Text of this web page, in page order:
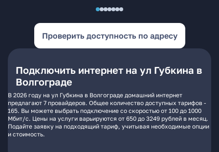
Проверить доступность по адресу
Подключить интернет на ул Губкина в
Волгограде
В 2026 году на ул Губкина в Волгограде домашний интернет
предлагают 7 провайдеров. Общее количество доступных тарифов -
165. Вы можете выбрать подключение со скоростью от 100 до 1000
Мбит/с. Цены на услуги варьируются от 650 до 3249 рублей в месяц.
Подайте заявку на подходящий тариф, учитывая необходимые опции
и стоимость.